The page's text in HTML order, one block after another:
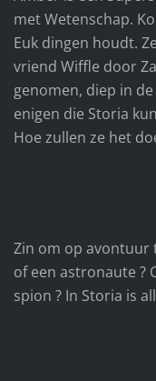
met Wetenschap.
Euk dingen houdt.
vriend Wiffle door
genomen, diep in
enigen die Storia
Hoe zullen ze het
Zin om op avontuur
of een astronaute ?
spion ? In Storia is